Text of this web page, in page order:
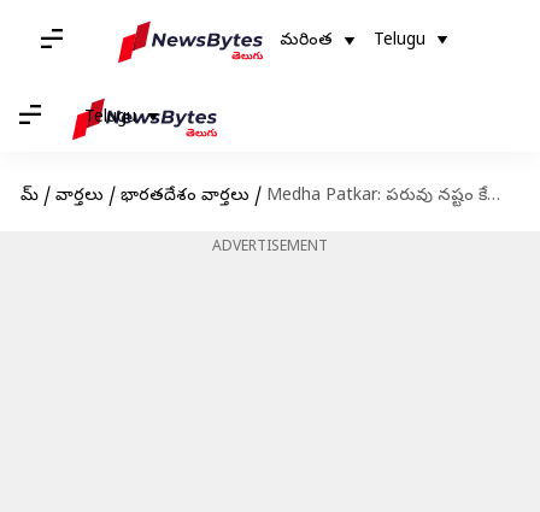
మరింత Telugu
Telugu
హోమ్ / వార్తలు / భారతదేశం వార్తలు / Medha Patkar: పరువు నష్టం కేసులో 'నర్మదా బచావో ఆందోళన్‌' ఉద్యమకారిణి మేధా పాట్కర్‌ అరెస్ట్
ADVERTISEMENT